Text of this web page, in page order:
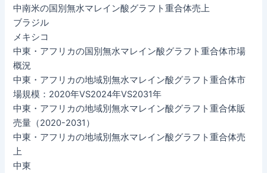
中南米の国別無水マレイン酸グラフト重合体売上
ブラジル
メキシコ
中東・アフリカの国別無水マレイン酸グラフト重合体市場
概況
中東・アフリカの地域別無水マレイン酸グラフト重合体市
場規模：2020年VS2024年VS2031年
中東・アフリカの地域別無水マレイン酸グラフト重合体販
売量（2020-2031）
中東・アフリカの地域別無水マレイン酸グラフト重合体売
上
中東